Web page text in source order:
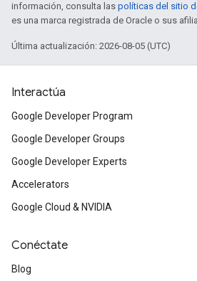
información, consulta las políticas del sitio
es una marca registrada de Oracle o sus
Última actualización: 2026-08-05 (UTC)
Interactúa
Google Developer Program
Google Developer Groups
Google Developer Experts
Accelerators
Google Cloud & NVIDIA
Conéctate
Blog